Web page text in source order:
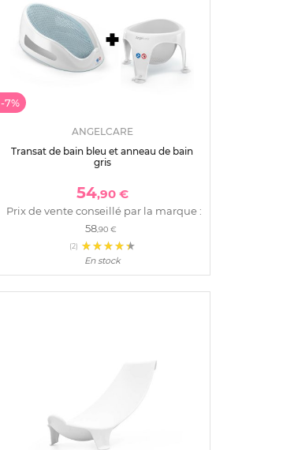
-7%
ANGELCARE
Transat de bain bleu et anneau de bain
gris
54,90 €
Prix de vente conseillé par la marque :
58,90 €
(2)
En stock